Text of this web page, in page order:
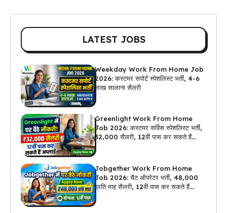
LATEST JOBS
Weekday Work From Home Job
2026: कस्टमर सपोर्ट स्पेशलिस्ट भर्ती, 4-6
लाख सालाना सैलरी
Greenlight Work From Home
Job 2026: कस्टमर सर्विस स्पेशलिस्ट भर्ती,
₹32,000 सैलरी, 12वीं पास कर सकते हैं
Jobgether Work From Home
Job 2026: चैट ऑपरेटर भर्ती, ₹48,000
प्रति माह सैलरी, 12वीं पास कर सकते हैं